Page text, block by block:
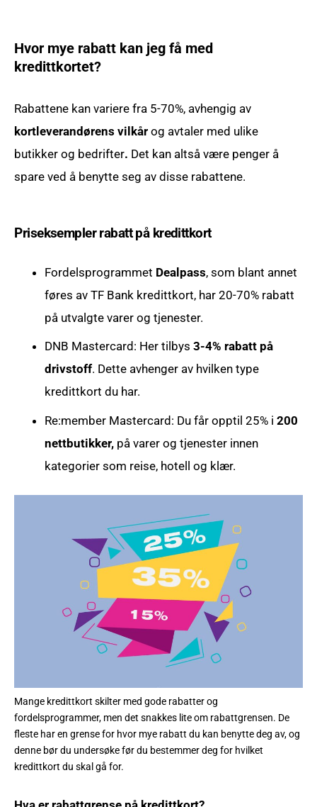
Hvor mye rabatt kan jeg få med
kredittkortet?
Rabattene kan variere fra 5-70%, avhengig av
kortleverandørens vilkårog avtaler med ulike
butikker og bedrifter. Det kan altså være penger å
spare ved å benytte seg av disse rabattene.
Priseksempler rabatt på kredittkort
Fordelsprogrammet Dealpass, som blant annet
føres av TF Bank kredittkort, har 20-70% rabatt
på utvalgte varer og tjenester.
DNB Mastercard: Her tilbys 3-4% rabatt på
drivstoff. Dette avhenger av hvilken type
kredittkort du har.
Re:member Mastercard: Du får opptil 25% i 200
nettbutikker,på varer og tjenester innen
kategorier som reise, hotell og klær.
Mange kredittkort skilter med gode rabatter og
fordelsprogrammer, men det snakkes lite om rabattgrensen. De
fleste har en grense for hvor mye rabatt du kan benytte deg av, og
denne bør du undersøke før du bestemmer deg for hvilket
kredittkort du skal gå for.